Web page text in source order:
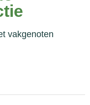
vakgenoten